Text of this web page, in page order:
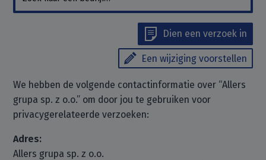
Dien een verzoek in
Een wijziging voorstellen
We hebben de volgende contactinformatie over “Allers
grupa sp. z o.o.” om door jou te gebruiken voor
privacygerelateerde verzoeken:
Adres:
Allers grupa sp. z o.o.